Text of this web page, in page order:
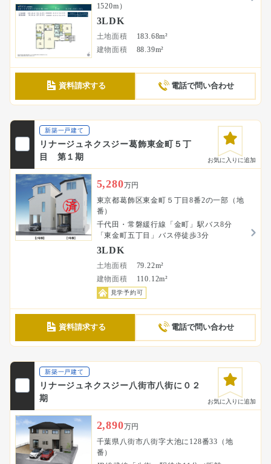
1520m）
3LDK
土地面積
183.68m²
建物面積
88.39m²
資料請求する 電話で問い合わせ
新築一戸建て
リナージュネクスジー葛飾東金町５丁
目 第１期
お気に入りに追加
5,280万円
東京都葛飾区東金町５丁目8番2の一部（地
番）
千代田・常磐緩行線「金町」駅バス8分
「東金町五丁目」バス停徒歩3分
3LDK
土地面積
79.22m²
建物面積
110.12m²
見学予約可
資料請求する 電話で問い合わせ
新築一戸建て
リナージュネクスジー八街市八街に０２
期
お気に入りに追加
2,890万円
千葉県八街市八街字大池に128番33（地
番）